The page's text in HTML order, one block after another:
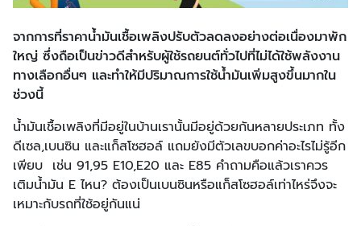
จากการที่ราคาน้ำมันเชื้อเพลิงปรับตัวลดลงอย่างต่อเนื่องมาพัก
ใหญ่ ซึ่งถือเป็นข่าวดีสำหรับผู้ใช้รถยนต์ทั่วไปที่ไม่ได้ใช้พลังงาน
ทางเลือกอื่นๆ และทำให้มีปริมาณการใช้น้ำมันเพิ่มสูงขึ้นมากใน
ช่วงนี้
น้ำมันเชื้อเพลิงที่มีอยู่ในบ้านเรานั้นมีอยู่ด้วยกันหลายประเภท ทั้ง
ดีเซล,เบนซิน และแก็สโซฮอล์ แถมยังมีตัวเลขบอกค่าอะไรไม่รู้อีก
เพียบ เช่น 91,95 E10,E20 และ E85 คำถามคือแล้วเราควร
เติมน้ำมัน E ไหน? ต้องเป็นเบนซินหรือแก็สโซฮอล์เท่าไหร่จึงจะ
เหมาะกับรถที่ใช้อยู่กันแน่